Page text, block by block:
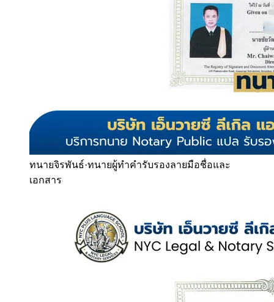
ทนายจิรพันธ์·ทนายผู้ทำคำรับรองลายมือชื่อและ
เอกสาร